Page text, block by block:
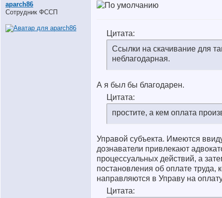
aparch86
Сотрудник ФССП
Цитата:
Ссылки на скачивание для
неблагодарная.
А я был бы благодарен.
Цитата:
простите, а кем оплата
Управой субъекта. Имеются
дознаватели привлекают
процессуальных действий, а
постановления об оплате труда,
направляются в Управу на
Цитата: